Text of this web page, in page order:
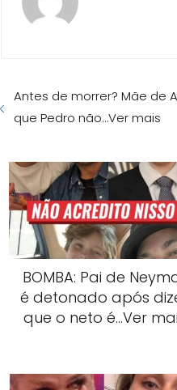
Antes de morrer? Mãe de
que Pedro não…Ver mais
BOMBA: Pai de
é detonado após
que o neto é…Ver